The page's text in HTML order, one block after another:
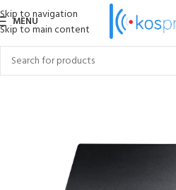
Skip to navigation
Skip to main content
MENU